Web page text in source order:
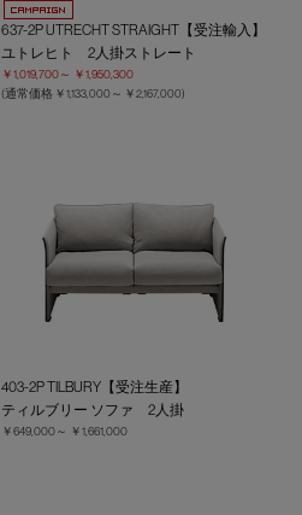
637-2P UTRECHT STRAIGHT【受注輸入】
ユトレヒト 2人掛ストレート
￥1,019,700～ ￥1,950,300
(通常価格 ￥1,133,000～ ￥2,167,000)
403-2P TILBURY【受注生産】
ティルブリー ソファ 2人掛
￥649,000～ ￥1,661,000